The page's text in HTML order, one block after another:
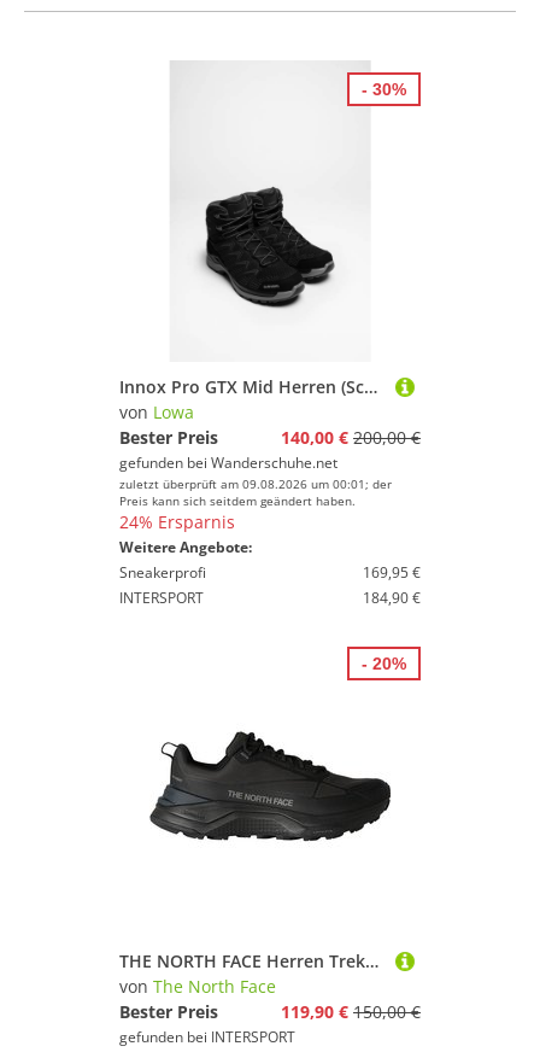
Innox Pro GTX Mid Herren (Schwarz/Grau)
von Lowa
Bester Preis
140,00 € 200,00 €
gefunden bei Wanderschuhe.net
zuletzt überprüft am 09.08.2026 um 00:01; der
Preis kann sich seitdem geändert haben.
24% Ersparnis
Weitere Angebote:
Sneakerprofi
169,95 €
INTERSPORT
184,90 €
- 30%
THE NORTH FACE Herren Trekkinghalbschuhe M FASTPACK WP
von The North Face
Bester Preis
119,90 € 150,00 €
gefunden bei INTERSPORT
- 20%